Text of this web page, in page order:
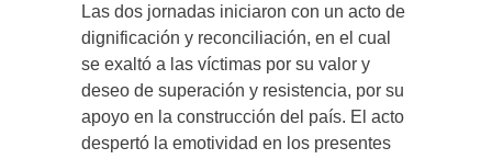
Las dos jornadas iniciaron con un acto de
dignificación y reconciliación, en el cual
se exaltó a las víctimas por su valor y
deseo de superación y resistencia, por su
apoyo en la construcción del país. El acto
despertó la emotividad en los presentes